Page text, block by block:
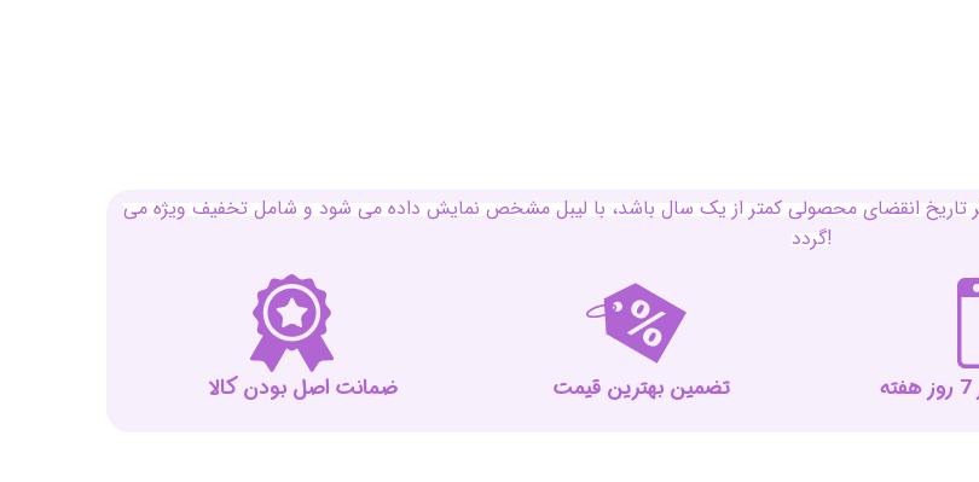
تاریخ انقضای محصولی کمتر از یک سال باشد، با لیبل مشخص نمایش داده می شود و شامل تخفیف ویژه می
گردد!
ضمانت اصل بودن کالا تضمین بهترین قیمت